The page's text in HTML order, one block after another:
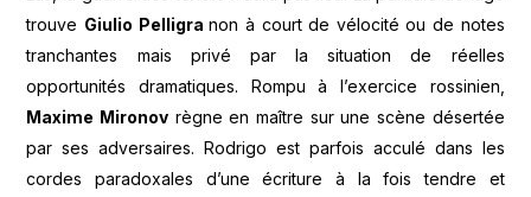
trouve Giulio Pelligranon à court de vélocité ou de notes
tranchantes mais privé par la situation de réelles
opportunités dramatiques. Rompu à l’exercice rossinien,
Maxime Mironov règne en maître sur une scène désertée
par ses adversaires. Rodrigo est parfois acculé dans les
cordes paradoxales d’une écriture à la fois tendre et